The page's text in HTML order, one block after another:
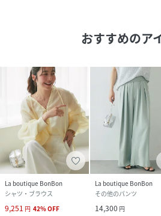
おすすめのア
La boutique BonBon
シャツ・ブラウス
9,251 円 42%OFF
La boutique BonBon
その他のパンツ
14,300 円